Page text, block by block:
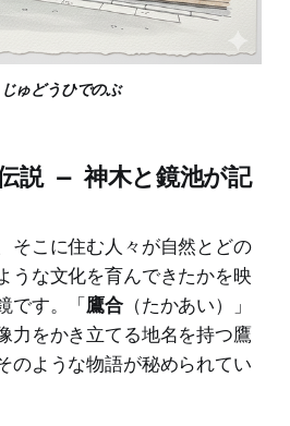
ゅどうひでのぶ
説 — 神木と鏡池が記
そこに住む人々が自然とどの
うな文化を育んできたかを映
です。「鷹合 （たかあい）」
力をかき立てる地名を持つ鷹
のような物語が秘められてい